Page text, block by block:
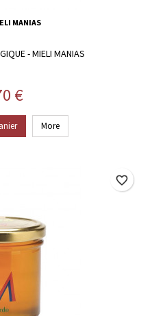
MANIAS
- MIELI MANIAS
€
More
favorite_border